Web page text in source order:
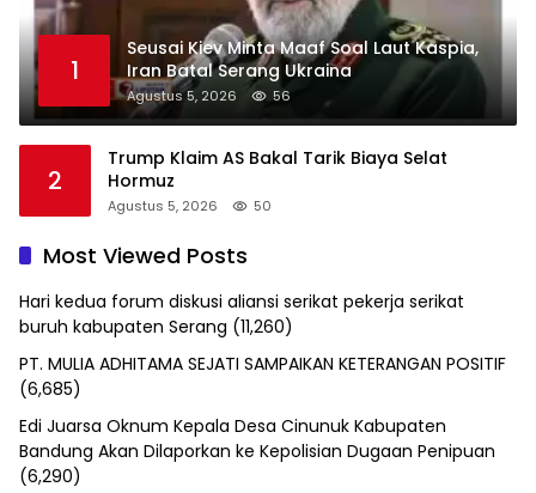
1
Seusai Kiev Minta Maaf Soal Laut Kaspia,
Iran Batal Serang Ukraina
Agustus 5, 2026 56
2
Trump Klaim AS Bakal Tarik Biaya Selat
Hormuz
Agustus 5, 2026 50
Most Viewed Posts
Hari kedua forum diskusi aliansi serikat pekerja serikat
buruh kabupaten Serang (11,260)
PT. MULIA ADHITAMA SEJATI SAMPAIKAN KETERANGAN POSITIF
(6,685)
Edi Juarsa Oknum Kepala Desa Cinunuk Kabupaten
Bandung Akan Dilaporkan ke Kepolisian Dugaan Penipuan
(6,290)